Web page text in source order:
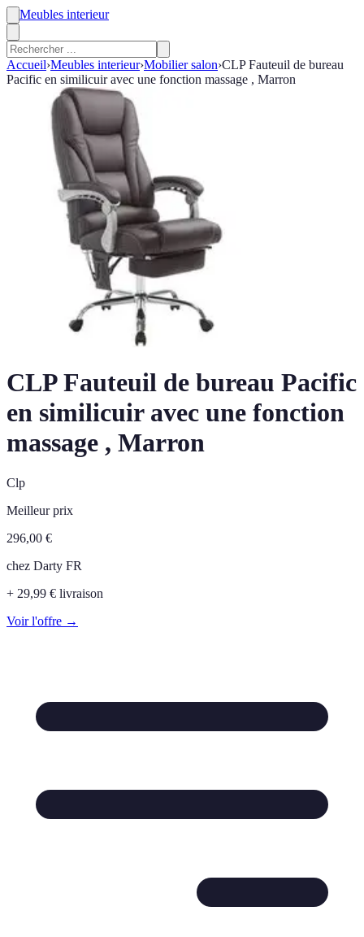
Meubles interieur
Accueil›Meubles interieur›Mobilier salon›CLP Fauteuil de bureau
Pacific en similicuir avec une fonction massage , Marron
CLP Fauteuil de bureau Pacific
en similicuir avec une fonction
massage , Marron
Clp
Meilleur prix
296,00 €
chez Darty FR
+ 29,99 € livraison
Voir l'offre →